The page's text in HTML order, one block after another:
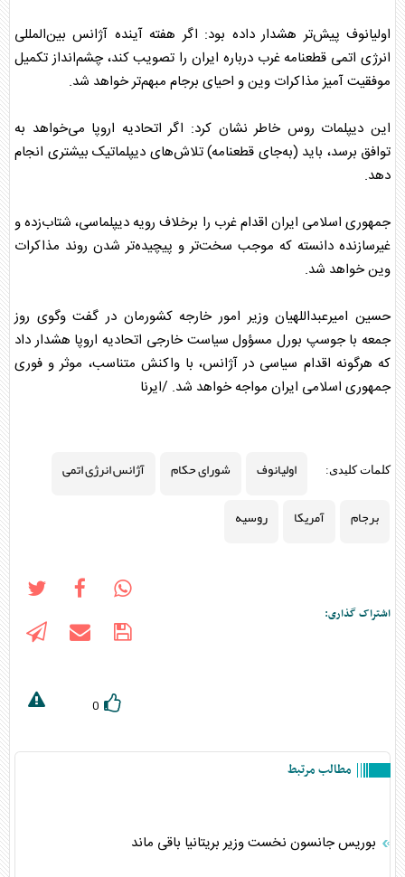
اولیانوف پیش‌تر هشدار داده بود: اگر هفته آینده آژانس بین‌المللی
انرژی اتمی قطعنامه غرب درباره ایران را تصویب کند، چشم‌انداز تکمیل
موفقیت آمیز مذاکرات وین و احیای برجام مبهم‌تر خواهد شد.
این دیپلمات روس خاطر نشان کرد: اگر اتحادیه اروپا می‌خواهد به
توافق برسد، باید (به‌جای قطعنامه) تلاش‌های دیپلماتیک بیشتری انجام
دهد.
جمهوری اسلامی ایران اقدام غرب را برخلاف رویه دیپلماسی، شتاب‌زده و
غیرسازنده دانسته که موجب سخت‌تر و پیچیده‌تر شدن روند مذاکرات
وین خواهد شد.
حسین امیرعبداللهیان وزیر امور خارجه کشورمان در گفت وگوی روز
جمعه با جوسپ بورل مسؤول سیاست خارجی اتحادیه اروپا هشدار داد
که هرگونه اقدام سیاسی در آژانس، با واکنش متناسب، موثر و فوری
جمهوری اسلامی ایران مواجه خواهد شد. /ایرنا
کلمات کلیدی: اولیانوف شورای حکام
آژانس انرژی اتمی
برجام
آمریکا روسیه
اشتراک گذاری:
0
مطالب مرتبط
بوریس جانسون نخست وزیر بریتانیا باقی ماند